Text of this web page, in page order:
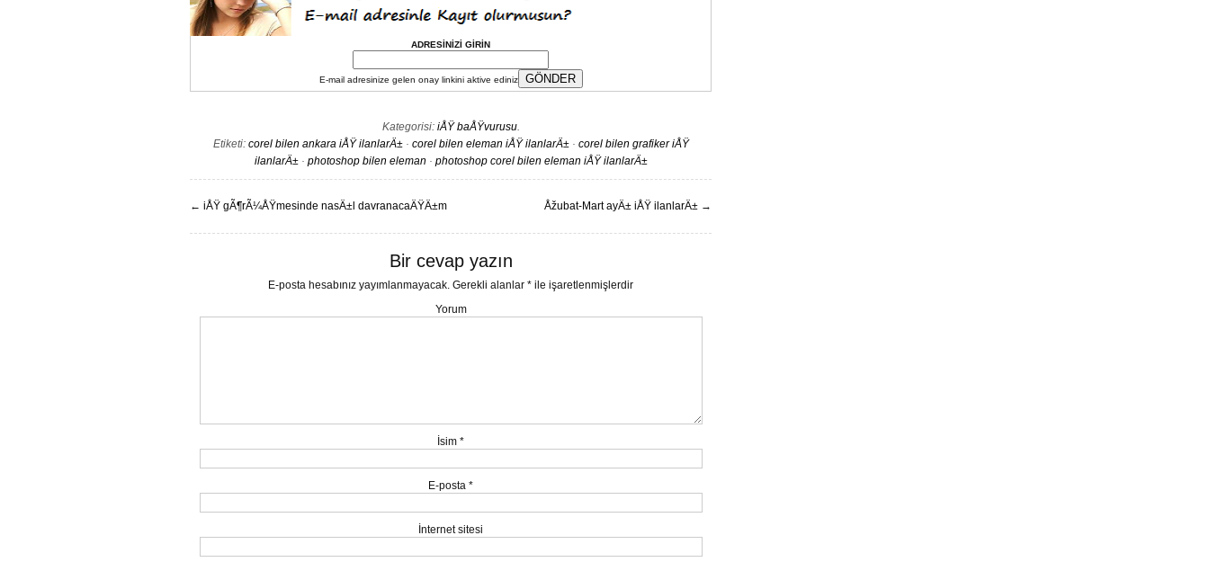
ADRESİNİZİ GİRİN
E-mail adresinize gelen onay linkini aktive ediniz
Kategorisi: iÅŸ baÅŸvurusu.
Etiketi: corel bilen ankara iÅŸ ilanlarÄ±· corel bilen eleman iÅŸ ilanlarÄ±· corel bilen grafiker iÅŸ
ilanlarÄ±· photoshop bilen eleman · photoshop corel bilen eleman iÅŸ ilanlarÄ±
← iÅŸ gÃ¶rÃ¼ÅŸmesinde nasÄ±l davranacaÄŸÄ±m Åžubat-Mart ayÄ± iÅŸ ilanlarÄ± →
Bir cevap yazın
E-posta hesabınız yayımlanmayacak. Gerekli alanlar * ile işaretlenmişlerdir
Yorum
İsim *
E-posta *
İnternet sitesi